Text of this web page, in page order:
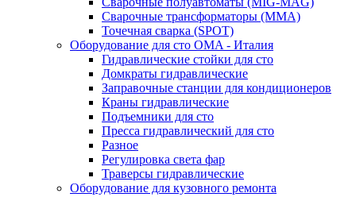
Сварочные трансформаторы (MMA)
Точечная сварка (SPOT)
Оборудование для сто OMA - Италия
Гидравлические стойки для сто
Домкраты гидравлические
Заправочные станции для кондиционеров
Краны гидравлические
Подъемники для сто
Пресса гидравлический для сто
Разное
Регулировка света фар
Траверсы гидравлические
Оборудование для кузовного ремонта